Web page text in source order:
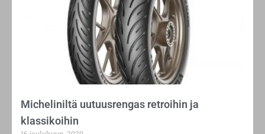
Micheliniltä uutuusrengas retroihin ja
klassikoihin